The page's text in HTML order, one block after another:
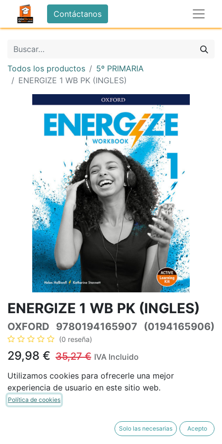
Contáctanos
Todos los productos
5º PRIMARIA
ENERGIZE 1 WB PK (INGLES)
ENERGIZE 1 WB PK (INGLES)
OXFORD 9780194165907 (0194165906)
(0 reseña)
29,98 € 35,27€ IVA Incluido
AÑADIR A LA CESTA
Utilizamos cookies para ofrecerle una mejor
experiencia de usuario en este sitio web.
Política de cookies
Solo las necesarias Acepto